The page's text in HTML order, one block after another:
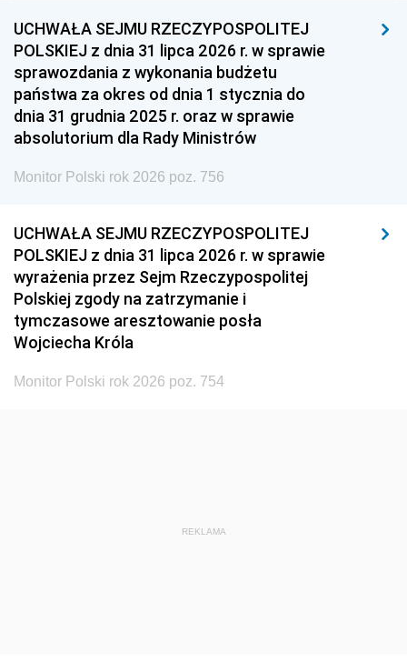
1939 1938 1937
1936 1930
UCHWAŁA SEJMU RZECZYPOSPOLITEJ
POLSKIEJ z dnia 31 lipca 2026 r. w sprawie
sprawozdania z wykonania budżetu
państwa za okres od dnia 1 stycznia do
dnia 31 grudnia 2025 r. oraz w sprawie
absolutorium dla Rady Ministrów
Monitor Polski rok 2026 poz. 756
UCHWAŁA SEJMU RZECZYPOSPOLITEJ
POLSKIEJ z dnia 31 lipca 2026 r. w sprawie
wyrażenia przez Sejm Rzeczypospolitej
Polskiej zgody na zatrzymanie i
tymczasowe aresztowanie posła
Wojciecha Króla
Monitor Polski rok 2026 poz. 754
REKLAMA